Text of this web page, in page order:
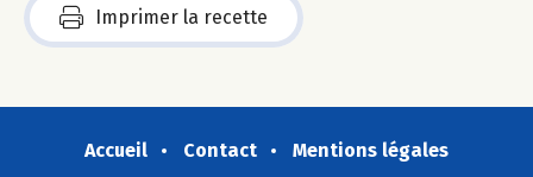
Imprimer la recette
Accueil Contact
Mentions légales